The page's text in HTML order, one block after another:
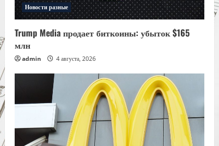
Новости разные
Trump Media продает биткоины: убыток $165
млн
admin 4 августа, 2026